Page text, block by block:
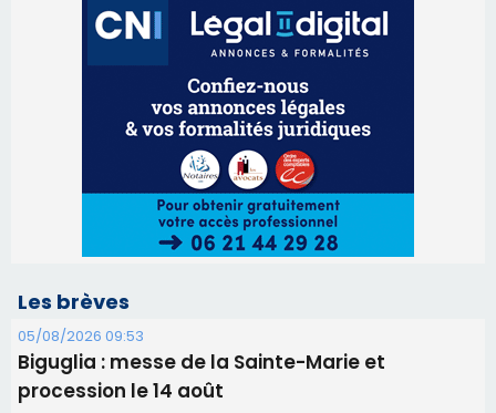
Les brèves
05/08/2026 09:53
Biguglia : messe de la Sainte-Marie et
procession le 14 août